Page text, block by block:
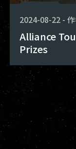
2024-08-22 -
Alliance
Prizes